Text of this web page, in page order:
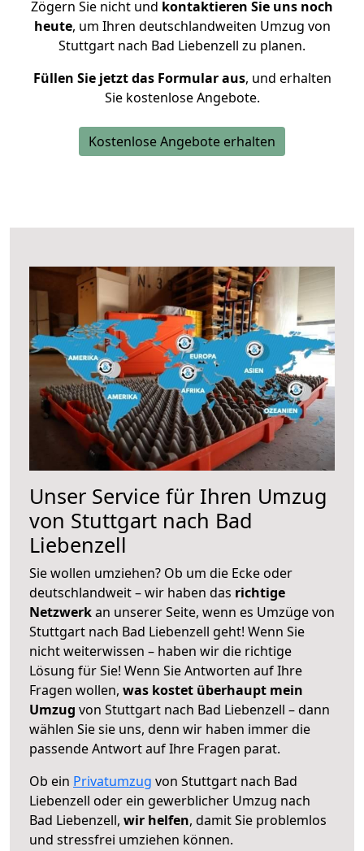
Zögern Sie nicht und kontaktieren Sie uns noch
heute, um Ihren deutschlandweiten Umzug von
Stuttgart nach Bad Liebenzell zu planen.
Füllen Sie jetzt das Formular aus, und erhalten
Sie kostenlose Angebote.
Kostenlose Angebote erhalten
Unser Service für Ihren Umzug
von Stuttgart nach Bad
Liebenzell
Sie wollen umziehen? Ob um die Ecke oder
deutschlandweit – wir haben das richtige
Netzwerkan unserer Seite, wenn es Umzüge von
Stuttgart nach Bad Liebenzell geht! Wenn Sie
nicht weiterwissen – haben wir die richtige
Lösung für Sie! Wenn Sie Antworten auf Ihre
Fragen wollen, was kostet überhaupt mein
Umzug von Stuttgart nach Bad Liebenzell – dann
wählen Sie sie uns, denn wir haben immer die
passende Antwort auf Ihre Fragen parat.
Ob ein Privatumzug von Stuttgart nach Bad
Liebenzell oder ein gewerblicher Umzug nach
Bad Liebenzell, wir helfen, damit Sie problemlos
und stressfrei umziehen können.